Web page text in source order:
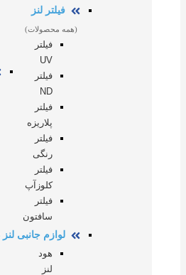
فیلتر لنز
(همه محصولات)
فیلتر
UV
فیلتر
ND
فیلتر
پلاریزه
فیلتر
رنگی
فیلتر
کلوزآپ
فیلتر
سافتون
لوازم جانبی
هود
لنز